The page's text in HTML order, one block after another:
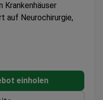
Krankenhäuser
auf Neurochirurgie,
6.000 Operationen
ICON, CyberKnife,
verfügt über
einholen